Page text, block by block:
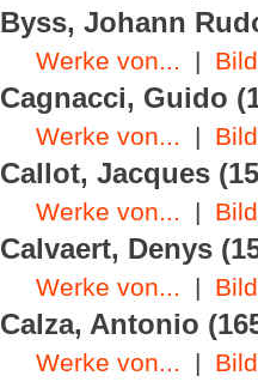
Byss, Johann
Werke von... |
Cagnacci, Guido
Werke von... |
Callot, Jacques
Werke von... |
Calvaert, Denys
Werke von... |
Calza, Antonio
Werke von... |